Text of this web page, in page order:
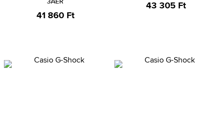
41 860 Ft
43 305 Ft